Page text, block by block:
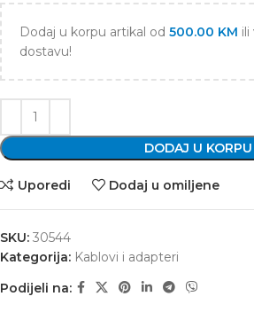
Dodaj u korpu artikal od 500.00 KM ili
dostavu!
DODAJ U KORPU
Uporedi Dodaj u omiljene
SKU: 30544
Kategorija: Kablovi i adapteri
Podijeli na: